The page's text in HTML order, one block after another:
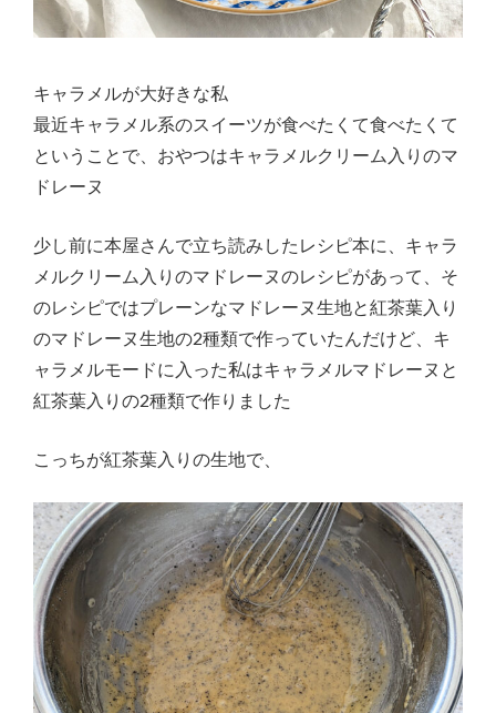
キャラメルが大好きな私
最近キャラメル系のスイーツが食べたくて食べたくて
ということで、おやつはキャラメルクリーム入りのマ
ドレーヌ
少し前に本屋さんで立ち読みしたレシピ本に、キャラ
メルクリーム入りのマドレーヌのレシピがあって、そ
のレシピではプレーンなマドレーヌ生地と紅茶葉入り
のマドレーヌ生地の2種類で作っていたんだけど、キ
ャラメルモードに入った私はキャラメルマドレーヌと
紅茶葉入りの2種類で作りました
こっちが紅茶葉入りの生地で、